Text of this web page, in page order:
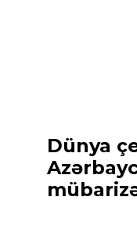
Dünya